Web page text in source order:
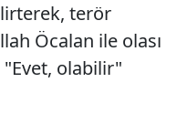
terör
Öcalan ile olası
olabilir"